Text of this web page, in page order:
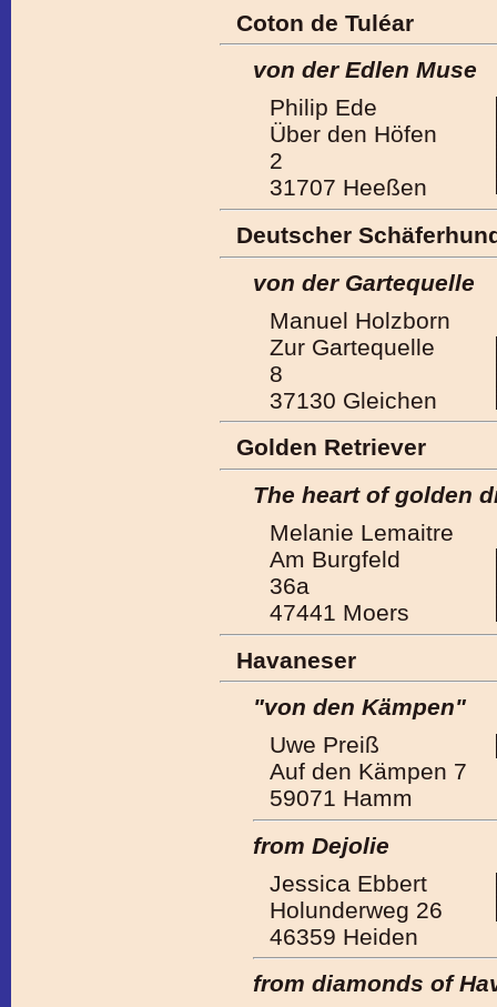
Coton de Tuléar
von der Edlen Muse
Philip Ede
Über den Höfen
2
31707 Heeßen
Deutscher
von der Gartequelle
Manuel Holzborn
Zur Gartequelle
8
37130 Gleichen
Golden Retriever
The heart of golden
Melanie Lemaitre
Am Burgfeld
36a
47441 Moers
Havaneser
"von den Kämpen"
Uwe Preiß
Auf den Kämpen 7
59071 Hamm
from Dejolie
Jessica Ebbert
Holunderweg 26
46359 Heiden
from diamonds of